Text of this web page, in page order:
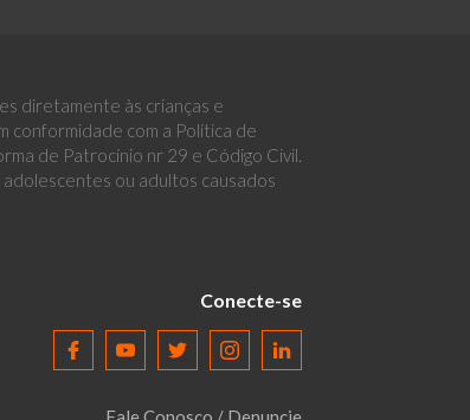
diretamente às crianças e
conformidade com a Política de
de Patrocínio nr 29 e Código Civil.
ou adultos causados
Conecte-se